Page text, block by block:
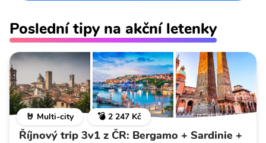
Poslední tipy na akční letenky
🤘 Multi-city 💣 2 247 Kč
Říjnový trip 3v1 z ČR: Bergamo + Sardinie +